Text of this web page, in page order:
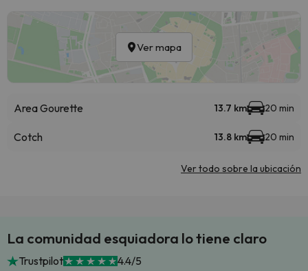
Ver mapa
Area Gourette 13.7 km 20 min
Cotch 13.8 km 20 min
Ver todo sobre la ubicación
La comunidad esquiadora lo tiene claro
Trustpilot 4.4/5